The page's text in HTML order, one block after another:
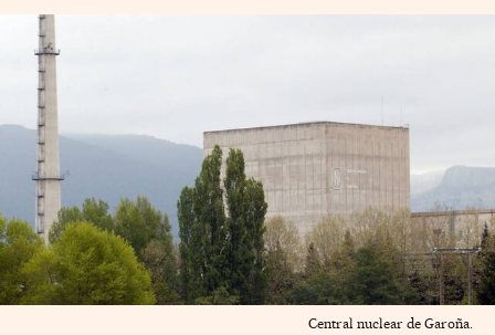
Central nuclear de Garoña.